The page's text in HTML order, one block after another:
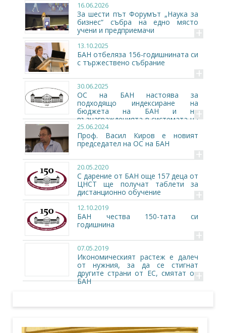
16.06.2026
За шести път Форумът „Наука за
бизнес“ събра на едно място
учени и предприемачи
+
13.10.2025
БАН отбеляза 156-годишнината си
с тържествено събрание
+
30.06.2025
ОС на БАН настоява за
подходящо индексиране на
бюджета на БАН и на
възнагражденията в системата на
БАН за 2025 г.
+
25.06.2024
Проф. Васил Киров е новият
председател на ОС на БАН
+
20.05.2020
С дарение от БАН още 157 деца от
ЦНСТ ще получат таблети за
дистанционно обучение
+
12.10.2019
БАН чества 150-тата си
годишнина
+
07.05.2019
Икономическият растеж е далеч
от нужния, за да се стигнат
другите страни от ЕС, смятат от
БАН
+